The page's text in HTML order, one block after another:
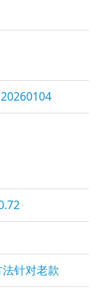
针对老款